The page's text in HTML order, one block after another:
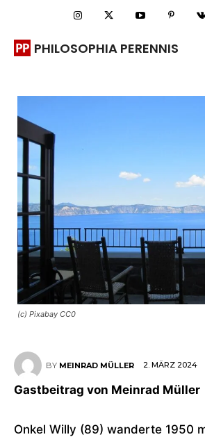
PHILOSOPHIA PERENNIS
(c) Pixabay CC0
BY MEINRAD MÜLLER 2. MÄRZ 2024
Gastbeitrag von Meinrad Müller
Onkel Willy (89) wanderte 1950